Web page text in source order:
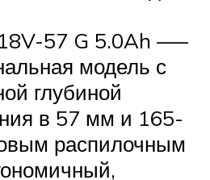
57 G 5.0Ah –—
модель с
глубиной
в 57 мм и 165-
распилочным